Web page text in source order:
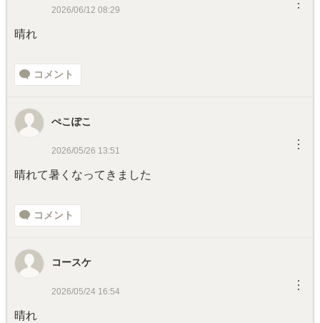
2026/06/12 08:29 ︙
晴れ
コメント
ぺこぽこ
2026/05/26 13:51 ︙
晴れて暑くなってきました
コメント
コースケ
2026/05/24 16:54 ︙
晴れ